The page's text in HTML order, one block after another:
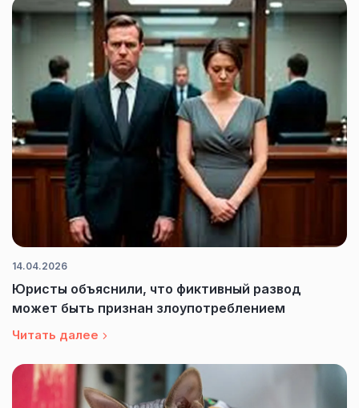
14.04.2026
Юристы объяснили, что фиктивный развод
может быть признан злоупотреблением
Читать далее